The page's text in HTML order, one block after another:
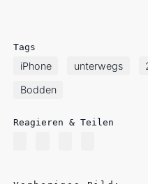
Tags
iPhone unterwegs
Bodden
Reagieren & Teilen